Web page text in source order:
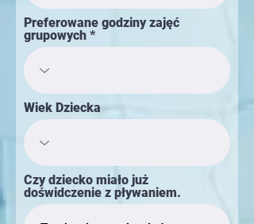
Preferowane godziny zajęć
grupowych
Wiek Dziecka
Czy dziecko miało już
doświdczenie z pływaniem.